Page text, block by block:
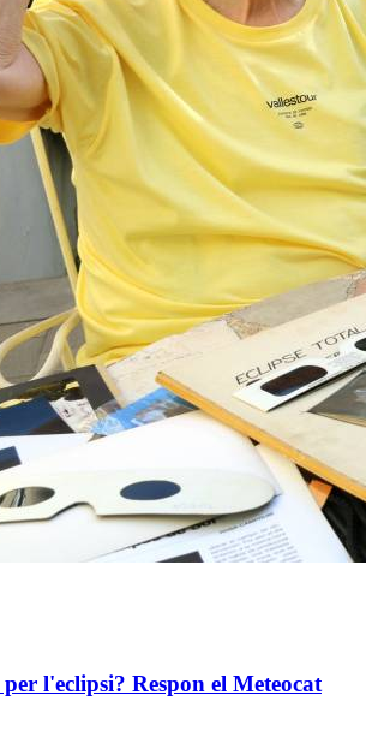
l'eclipsi? Respon el Meteocat